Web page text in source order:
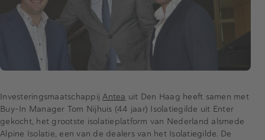
InvesteringsmaatschappijAntea uit Den Haag heeft samen met
Buy-In Manager Tom Nijhuis (44 jaar) Isolatiegilde uit Enter
gekocht, het grootste isolatieplatform van Nederland alsmede
Alpine Isolatie, een van de dealers van het Isolatiegilde. De